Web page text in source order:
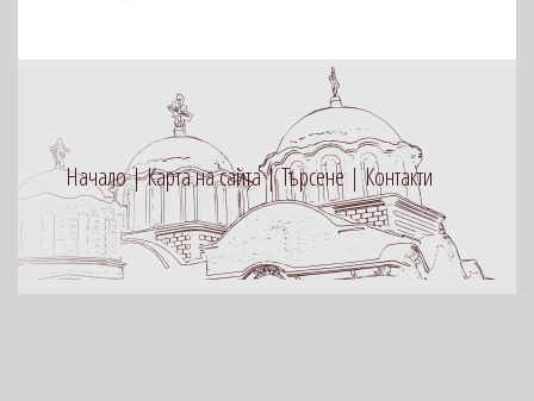
Начало Карта на сайта Търсене Контакти